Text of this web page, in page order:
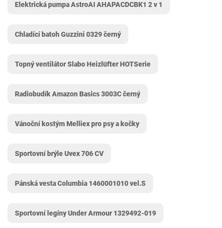
Elektrická pumpa AstroAI ‎AHAPACDCBK1 2 v 1
Chladící batoh Guzzini 0329 černý
Topný ventilátor Slabo ‎Heizlüfter HOTSerie
Radiobudík Amazon Basics ‎3003C černý
Vánoční kostým Melliex pro psy a kočky
Sportovní brýle Uvex 706 CV
Pánská vesta Columbia 1460001010 vel.S
Sportovní legíny Under Armour 1329492-019